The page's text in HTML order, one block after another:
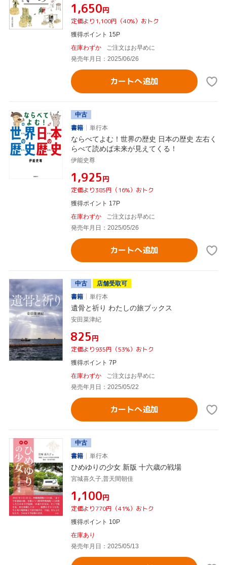
¥1,650円
定価より1,100円（40%）おトク
獲得ポイント 15P
在庫わずか
ご注文はお早めに
発売年月日：2025/06/26
カートへ追加
中古
書籍
単行本
ならべてよむ！世界の歴史 日本の歴史 左右く
らべて読めば未来が見えてくる！
伊能史尊
¥1,925円
定価より385円（16%）おトク
獲得ポイント 17P
在庫わずか
ご注文はお早めに
発売年月日：2025/05/26
カートへ追加
中古
店舗受取可
書籍
単行本
遺骨と祈り わたしの旅ブックス
安田菜津紀
¥825円
定価より935円（53%）おトク
獲得ポイント 7P
在庫わずか
ご注文はお早めに
発売年月日：2025/05/22
カートへ追加
中古
書籍
単行本
ひめゆりの少女 新版 十六歳の戦場
宮城喜久子,普天間朝佳
¥1,100円
定価より770円（41%）おトク
獲得ポイント 10P
在庫あり
発売年月日：2025/05/13